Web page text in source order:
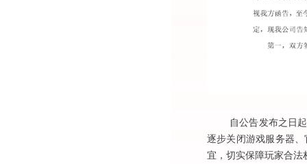
自公告发布之日起
逐步关闭游戏服务器
宜，切实保障玩家合法